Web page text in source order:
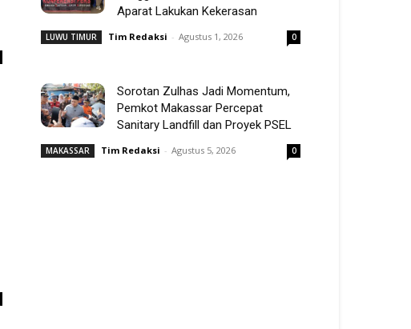
Aparat Lakukan Kekerasan
LUWU TIMUR Tim Redaksi - Agustus 1, 2026 0
Sorotan Zulhas Jadi Momentum,
Pemkot Makassar Percepat
Sanitary Landfill dan Proyek PSEL
MAKASSAR Tim Redaksi - Agustus 5, 2026 0